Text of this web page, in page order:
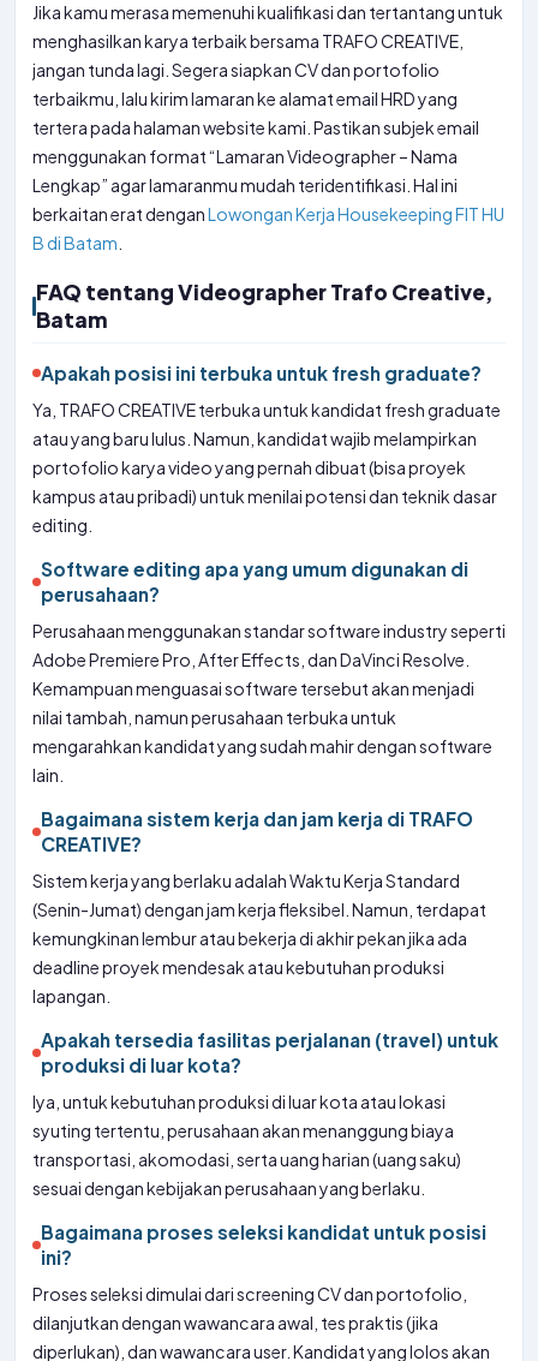
Jika kamu merasa memenuhi kualifikasi dan tertantang untuk
menghasilkan karya terbaik bersama TRAFO CREATIVE,
jangan tunda lagi. Segera siapkan CV dan portofolio
terbaikmu, lalu kirim lamaran ke alamat email HRD yang
tertera pada halaman website kami. Pastikan subjek email
menggunakan format “Lamaran Videographer – Nama
Lengkap” agar lamaranmu mudah teridentifikasi. Hal ini
berkaitan erat denganLowongan Kerja Housekeeping FIT HU
B di Batam
FAQ tentang Videographer Trafo Creative,
Batam
Apakah posisi ini terbuka untuk fresh graduate?
Ya, TRAFO CREATIVE terbuka untuk kandidat fresh graduate
atau yang baru lulus. Namun, kandidat wajib melampirkan
portofolio karya video yang pernah dibuat (bisa proyek
kampus atau pribadi) untuk menilai potensi dan teknik dasar
editing.
Software editing apa yang umum digunakan di
perusahaan?
Perusahaan menggunakan standar software industry seperti
Adobe Premiere Pro, After Effects, dan DaVinci Resolve.
Kemampuan menguasai software tersebut akan menjadi
nilai tambah, namun perusahaan terbuka untuk
mengarahkan kandidat yang sudah mahir dengan software
lain.
Bagaimana sistem kerja dan jam kerja di TRAFO
CREATIVE?
Sistem kerja yang berlaku adalah Waktu Kerja Standard
(Senin-Jumat) dengan jam kerja fleksibel. Namun, terdapat
kemungkinan lembur atau bekerja di akhir pekan jika ada
deadline proyek mendesak atau kebutuhan produksi
lapangan.
Apakah tersedia fasilitas perjalanan (travel) untuk
produksi di luar kota?
Iya, untuk kebutuhan produksi di luar kota atau lokasi
syuting tertentu, perusahaan akan menanggung biaya
transportasi, akomodasi, serta uang harian (uang saku)
sesuai dengan kebijakan perusahaan yang berlaku.
Bagaimana proses seleksi kandidat untuk posisi
ini?
Proses seleksi dimulai dari screening CV dan portofolio,
dilanjutkan dengan wawancara awal, tes praktis (jika
diperlukan), dan wawancara user. Kandidat yang lolos akan